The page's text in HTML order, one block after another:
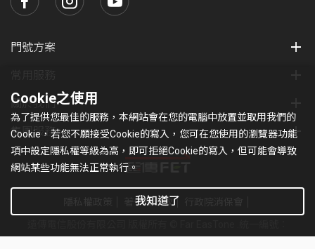
門號方案
關於我們
集團服務
著作權條款
Cookie之使用
為了提供您最佳的服務，本網站會在您的電腦中放置並取用我們的
Cookie，若您不願接受Cookie的寫入，您可在您使用的瀏覽器功能
項中設定隱私權等級為高，即可拒絕Cookie的寫入，但可能會導致
網站某些功能無法正常執行。
我知道了